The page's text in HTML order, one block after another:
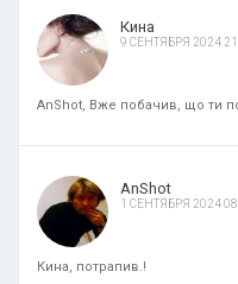
Кина
9 СЕНТЯБРЯ 2024
AnShot, Вже побачив, що ти
AnShot
1 СЕНТЯБРЯ 2024
Кина, потрапив.!